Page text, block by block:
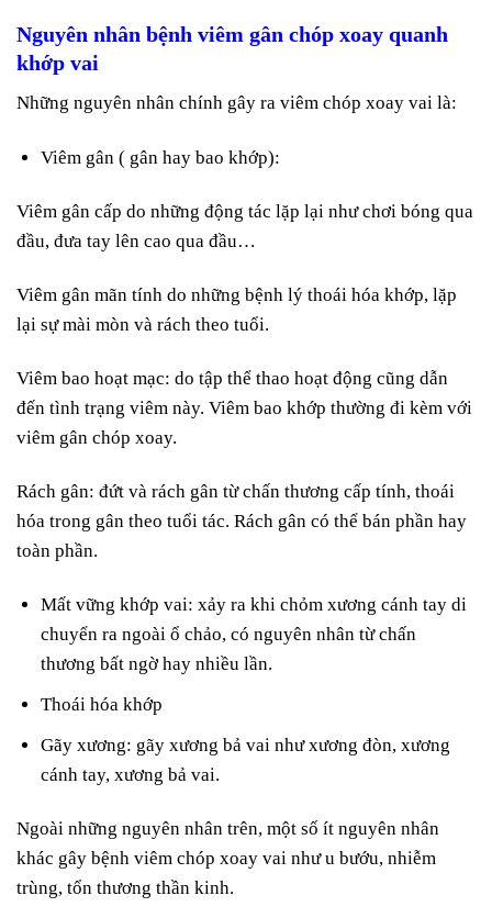
Nguyên nhân bệnh viêm gân chóp xoay quanh
khớp vai
Những nguyên nhân chính gây ra viêm chóp xoay vai là:
Viêm gân ( gân hay bao khớp):
Viêm gân cấp do những động tác lặp lại như chơi bóng qua
đầu, đưa tay lên cao qua đầu…
Viêm gân mãn tính do những bệnh lý thoái hóa khớp, lặp
lại sự mài mòn và rách theo tuổi.
Viêm bao hoạt mạc: do tập thể thao hoạt động cũng dẫn
đến tình trạng viêm này. Viêm bao khớp thường đi kèm với
viêm gân chóp xoay.
Rách gân: đứt và rách gân từ chấn thương cấp tính, thoái
hóa trong gân theo tuổi tác. Rách gân có thể bán phần hay
toàn phần.
Mất vững khớp vai: xảy ra khi chỏm xương cánh tay di
chuyển ra ngoài ổ chảo, có nguyên nhân từ chấn
thương bất ngờ hay nhiều lần.
Thoái hóa khớp
Gãy xương: gãy xương bả vai như xương đòn, xương
cánh tay, xương bả vai.
Ngoài những nguyên nhân trên, một số ít nguyên nhân
khác gây bệnh viêm chóp xoay vai như u bướu, nhiễm
trùng, tổn thương thần kinh.